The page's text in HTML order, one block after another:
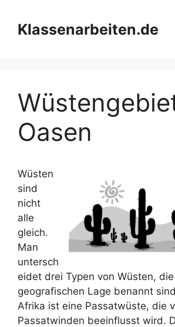
Inhalt
springenKlassenarbeiten.de
Oasen
Wüsten
sind
nicht
alle
gleich.
Man
untersch
eidet drei Typen von Wüsten,
geografischen Lage benannt
Afrika ist eine Passatwüste, die
Passatwinden beeinflusst wird.